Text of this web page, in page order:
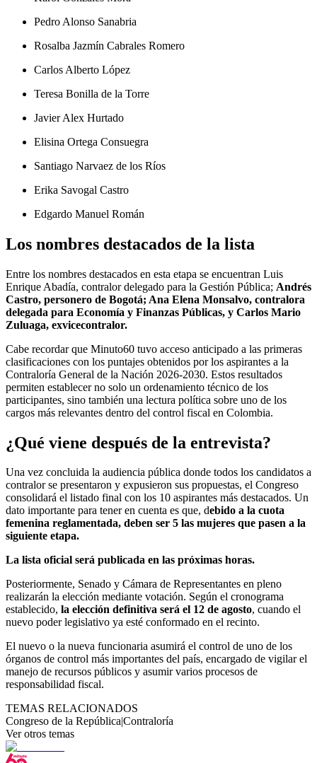
Pedro Alonso Sanabria
Rosalba Jazmín Cabrales Romero
Carlos Alberto López
Teresa Bonilla de la Torre
Javier Alex Hurtado
Elisina Ortega Consuegra
Santiago Narvaez de los Ríos
Erika Savogal Castro
Edgardo Manuel Román
Los nombres destacados de la lista
Entre los nombres destacados en esta etapa se encuentran Luis
Enrique Abadía, contralor delegado para la Gestión Pública; Andrés
Castro, personero de Bogotá; Ana Elena Monsalvo, contralora
delegada para Economía y Finanzas Públicas, y Carlos Mario
Zuluaga, exvicecontralor.
Cabe recordar que Minuto60 tuvo acceso anticipado a las primeras
clasificaciones con los puntajes obtenidos por los aspirantes a la
Contraloría General de la Nación 2026-2030. Estos resultados
permiten establecer no solo un ordenamiento técnico de los
participantes, sino también una lectura política sobre uno de los
cargos más relevantes dentro del control fiscal en Colombia.
¿Qué viene después de la entrevista?
Una vez concluida la audiencia pública donde todos los candidatos a
contralor se presentaron y expusieron sus propuestas, el Congreso
consolidará el listado final con los 10 aspirantes más destacados. Un
dato importante para tener en cuenta es que, debido a la cuota
femenina reglamentada, deben ser 5 las mujeres que pasen a la
siguiente etapa.
La lista oficial será publicada en las próximas horas.
Posteriormente, Senado y Cámara de Representantes en pleno
realizarán la elección mediante votación. Según el cronograma
establecido, la elección definitiva será el 12 de agosto, cuando el
nuevo poder legislativo ya esté conformado en el recinto.
El nuevo o la nueva funcionaria asumirá el control de uno de los
órganos de control más importantes del país, encargado de vigilar el
manejo de recursos públicos y asumir varios procesos de
responsabilidad fiscal.
TEMAS RELACIONADOS
Congreso de la República|Contraloría
Ver otros temas